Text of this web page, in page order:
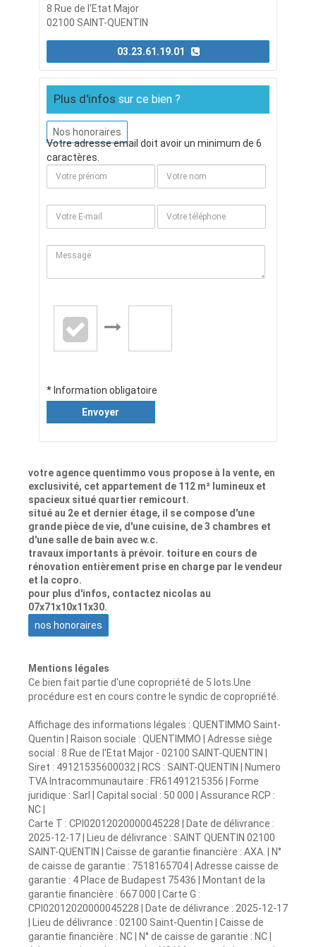
8 Rue de l'Etat Major
02100 SAINT-QUENTIN
Plus d'infos sur ce bien ?
Nos honoraires
Votre adresse email doit avoir un minimum de 6
caractères.
* Information obligatoire
Envoyer
votre agence quentimmo vous propose à la vente, en
exclusivité, cet appartement de 112 m² lumineux et
spacieux situé quartier remicourt.
situé au 2e et dernier étage, il se compose d'une
grande pièce de vie, d'une cuisine, de 3 chambres et
d'une salle de bain avec w.c.
travaux importants à prévoir. toiture en cours de
rénovation entièrement prise en charge par le vendeur
et la copro.
pour plus d'infos, contactez nicolas au
07x71x10x11x30.
nos honoraires
Mentions légales
Ce bien fait partie d'une copropriété de 5 lots.Une
procédure est en cours contre le syndic de copropriété.
Affichage des informations légales : QUENTIMMO Saint-
Quentin | Raison sociale : QUENTIMMO | Adresse siège
social : 8 Rue de l'Etat Major - 02100 SAINT-QUENTIN |
Siret : 49121535600032 | RCS : SAINT-QUENTIN | Numero
TVA Intracommunautaire : FR61491215356 | Forme
juridique : Sarl | Capital social : 50 000 | Assurance RCP :
NC |
Carte T : CPI02012020000045228 | Date de délivrance :
2025-12-17 | Lieu de délivrance : SAINT QUENTIN 02100
SAINT-QUENTIN | Caisse de garantie financière : AXA. | N°
de caisse de garantie : 7518165704 | Adresse caisse de
garantie : 4 Place de Budapest 75436 | Montant de la
garantie financière : 667 000 | Carte G :
CPI02012020000045228 | Date de délivrance : 2025-12-17
| Lieu de délivrance : 02100 Saint-Quentin | Caisse de
garantie financière : NC | N° de caisse de garantie : NC |